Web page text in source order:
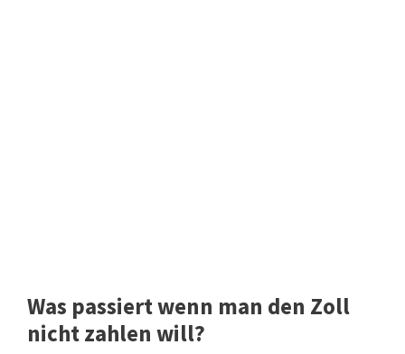
Was passiert wenn man den Zoll
nicht zahlen will?